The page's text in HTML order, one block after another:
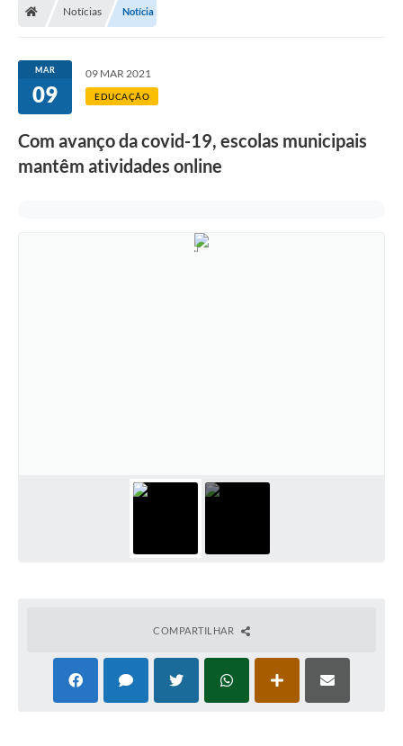
Licitações / PCA
Transparência
Contratos
Notícias Notícia
MAR
09
09 MAR 2021
EDUCAÇÃO
Com avanço da covid-19, escolas municipais
mantêm atividades online
COMPARTILHAR